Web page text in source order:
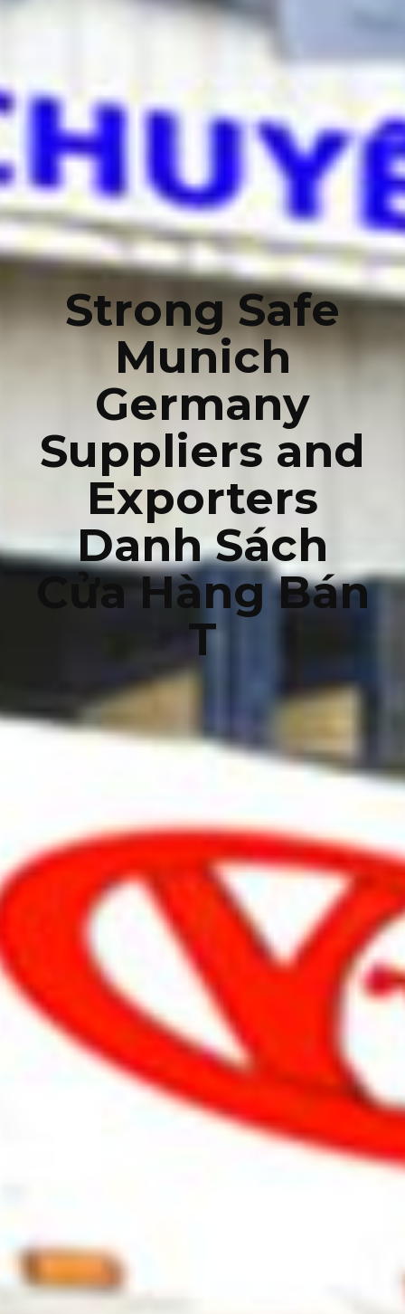
Strong Safe
Munich
Germany
Suppliers and
Exporters
Danh Sách
Cửa Hàng Bán
T